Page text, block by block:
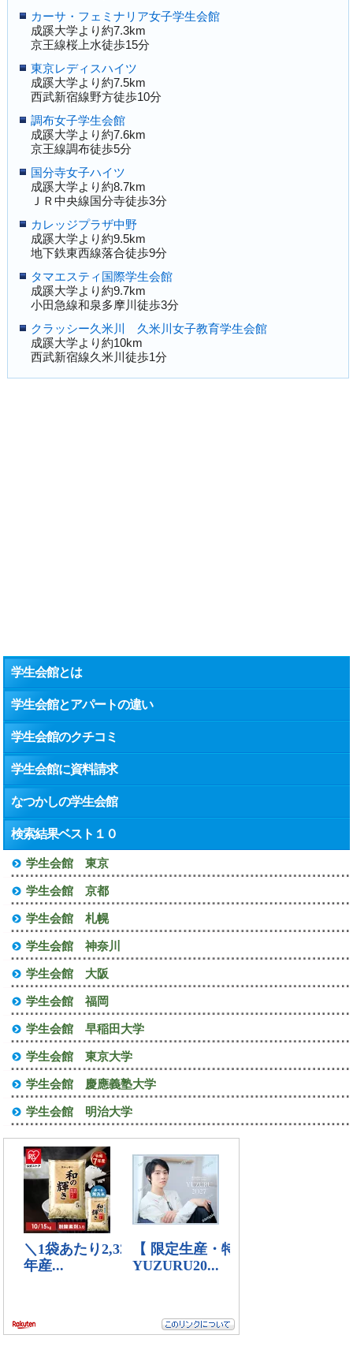
カーサ・フェミナリア女子学生会館
成蹊大学より約7.3km
京王線桜上水徒歩15分
東京レディスハイツ
成蹊大学より約7.5km
西武新宿線野方徒歩10分
調布女子学生会館
成蹊大学より約7.6km
京王線調布徒歩5分
国分寺女子ハイツ
成蹊大学より約8.7km
ＪＲ中央線国分寺徒歩3分
カレッジプラザ中野
成蹊大学より約9.5km
地下鉄東西線落合徒歩9分
タマエスティ国際学生会館
成蹊大学より約9.7km
小田急線和泉多摩川徒歩3分
クラッシー久米川 久米川女子教育学生会館
成蹊大学より約10km
西武新宿線久米川徒歩1分
学生会館とは
学生会館とアパートの違い
学生会館のクチコミ
学生会館に資料請求
なつかしの学生会館
検索結果ベスト１０
学生会館 東京
学生会館 京都
学生会館 札幌
学生会館 神奈川
学生会館 大阪
学生会館 福岡
学生会館 早稲田大学
学生会館 東京大学
学生会館 慶應義塾大学
学生会館 明治大学